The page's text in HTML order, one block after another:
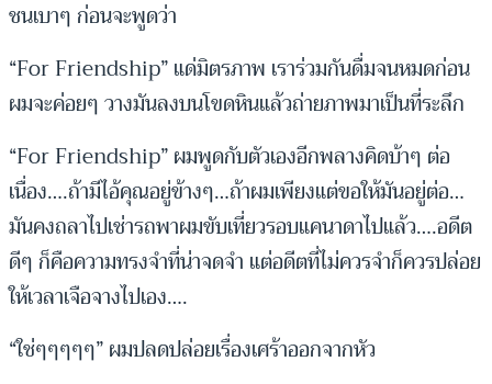
ชนเบาๆ ก่อนจะพูดว่า
“For Friendship” แด่มิตรภาพ เราร่วมกันดื่มจนหมดก่อน
ผมจะค่อยๆ วางมันลงบนโขดหินแล้วถ่ายภาพมาเป็นที่ระลึก
“For Friendship” ผมพูดกับตัวเองอีกพลางคิดบ้าๆ ต่อ
เนื่อง….ถ้ามีไอ้คุณอยู่ข้างๆ…ถ้าผมเพียงแต่ขอให้มันอยู่ต่อ…
มันคงถลาไปเช่ารถพาผมขับเที่ยวรอบแคนาดาไปแล้ว….อดีต
ดีๆ ก็คือความทรงจำที่น่าจดจำ แต่อดีตที่ไม่ควรจำก็ควรปล่อย
ให้เวลาเจือจางไปเอง….
“ใช่ๆๆๆๆๆ” ผมปลดปล่อยเรื่องเศร้าออกจากหัว